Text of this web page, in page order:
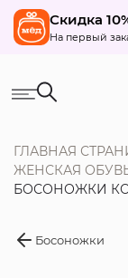
Скидка
На первый
ГЛАВНАЯ
ЖЕНСКАЯ
БОСОНОЖКИ
Босоножки